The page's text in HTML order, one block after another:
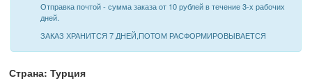
Отправка почтой - сумма заказа от 10 рублей в течение 3-х рабочих
дней.
ЗАКАЗ ХРАНИТСЯ 7 ДНЕЙ,ПОТОМ РАСФОРМИРОВЫВАЕТСЯ
Страна: Турция